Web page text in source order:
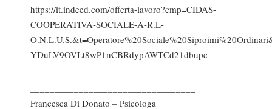
https://it.indeed.com/offerta-lavoro?cmp=CIDAS-
COOPERATIVA-SOCIALE-A-R.L-
YDuLV9OVLt8wP1nCBRdypAWTCd21dbupc
Francesca Di Donato – Psicologa